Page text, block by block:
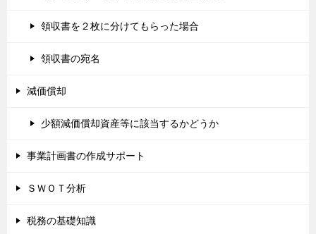
領収書を２枚に分けてもらった場合
領収書の宛名
減価償却
少額減価償却資産等に該当するかどうか
事業計画書の作成サポート
ＳＷＯＴ分析
税務の基礎知識